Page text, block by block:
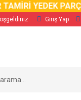
YEDEK PARÇA
Giriş Yap